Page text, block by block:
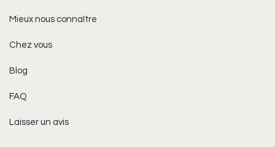
Mieux nous connaître
Chez vous
Blog
FAQ
Laisser un avis